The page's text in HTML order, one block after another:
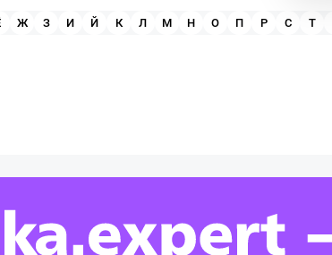
Ж З И Й К Л М Н О П Р С Т